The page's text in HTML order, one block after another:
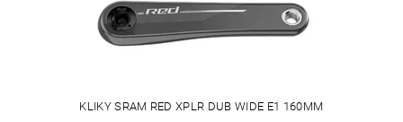
KLIKY SRAM RED XPLR DUB WIDE E1 160MM